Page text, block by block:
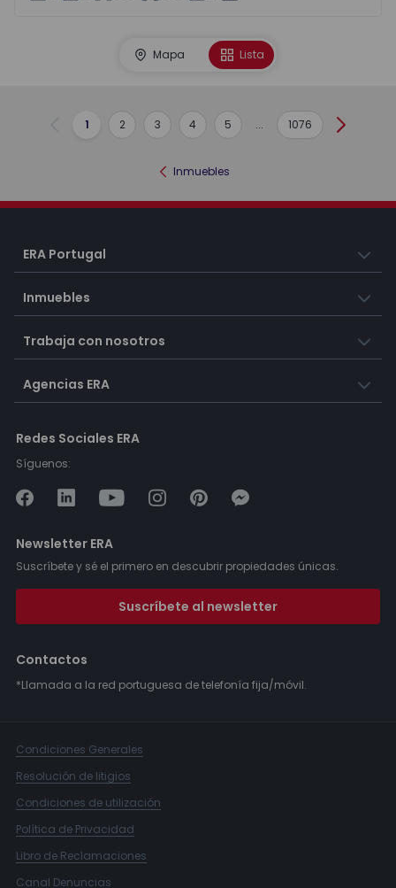
Mapa Lista
Anterior
1 2 3 4 5 ... 1076
Inmuebles
ERA Portugal
Inmuebles
Trabaja con nosotros
Agencias ERA
Redes Sociales ERA
Síguenos:
Newsletter ERA
Suscríbete y sé el primero en descubrir propiedades únicas.
Suscríbete al newsletter
Contactos
*Llamada a la red portuguesa de telefonía fija/móvil.
Condiciones Generales
Resolución de litigios
Condiciones de utilización
Política de Privacidad
Libro de Reclamaciones
Canal Denuncias